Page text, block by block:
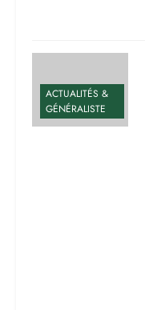
ACTUALITÉS &
GÉNÉRALISTE